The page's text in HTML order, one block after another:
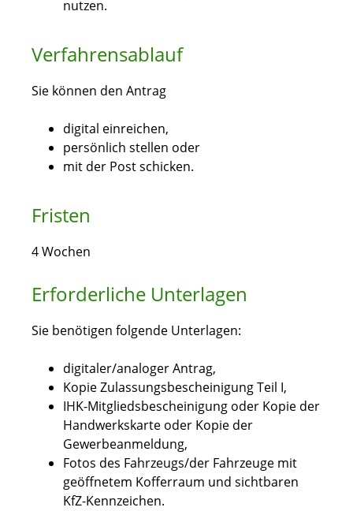
nutzen.
Verfahrensablauf
Sie können den Antrag
digital einreichen,
persönlich stellen oder
mit der Post schicken.
Fristen
4 Wochen
Erforderliche Unterlagen
Sie benötigen folgende Unterlagen:
digitaler/analoger Antrag,
Kopie Zulassungsbescheinigung Teil I,
IHK-Mitgliedsbescheinigung oder Kopie der
Handwerkskarte oder Kopie der
Gewerbeanmeldung,
Fotos des Fahrzeugs/der Fahrzeuge mit
geöffnetem Kofferraum und sichtbaren
KfZ-Kennzeichen.